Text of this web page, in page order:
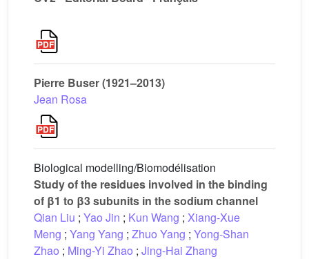
Pierre Buser (1921–2013)
Jean Rosa
Biological modelling/Biomodélisation
Study of the residues involved in the binding
of β1 to β3 subunits in the sodium channel
Qian Liu ; Yao Jin ; Kun Wang ; Xiang-Xue
Meng ; Yang Yang ; Zhuo Yang ; Yong-Shan
Zhao ; Ming-Yi Zhao ; Jing-Hai Zhang